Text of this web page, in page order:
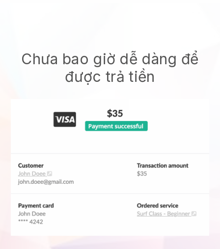
Chưa bao giờ dễ dàng để
được trả tiền